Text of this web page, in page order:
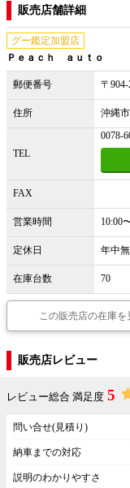
販売店舗詳細
グー鑑定加盟店
Ｐｅａｃｈ ａｕｔｏ
郵便番号 〒904-
住所 沖縄
TEL
0078-
FAX
営業時間 10:00
定休日 年中
在庫台数 70
この販売店の在庫を
販売店レビュー
レビュー総合 満足度 5
問い合せ(見積り)
納車までの対応
説明のわかりやすさ